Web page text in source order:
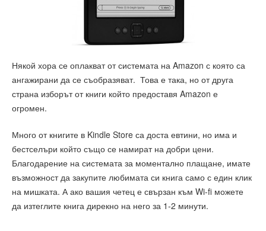
Някой хора се оплакват от системата на Amazon с която са
ангажирани да се съобразяват. Това е така, но от друга
страна изборът от книги който предоставя Amazon е
огромен.
Много от книгите в Kindle Store са доста евтини, но има и
бестселъри който също се намират на добри цени.
Благодарение на системата за моментално плащане, имате
възможност да закупите любимата си книга само с един клик
на мишката. А ако вашия четец е свързан към Wi-fi можете
да изтеглите книга дирекно на него за 1-2 минути.